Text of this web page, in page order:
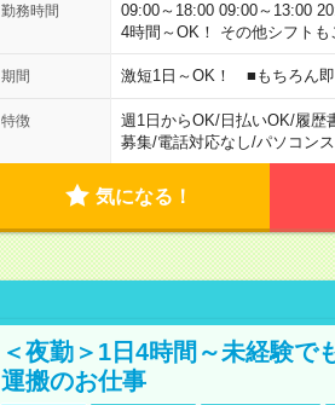
勤務時間
09:00～18:00 09:00～13:00
4時間～OK！ その他シフト
期間 激短1日～OK！ ■もちろん
特徴 週1日からOK/日払いOK/履歴
募集/電話対応なし/パソコン
気になる！
＜夜勤＞1日4時間～未経験で
運搬のお仕事